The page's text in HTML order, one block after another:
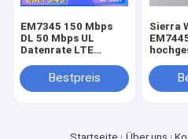
EM7345 150 Mbps
DL 50 Mbps UL
Datenrate LTE
Wireless
Mobilfunkgerät für
Bestpreis
Sierra
Pro